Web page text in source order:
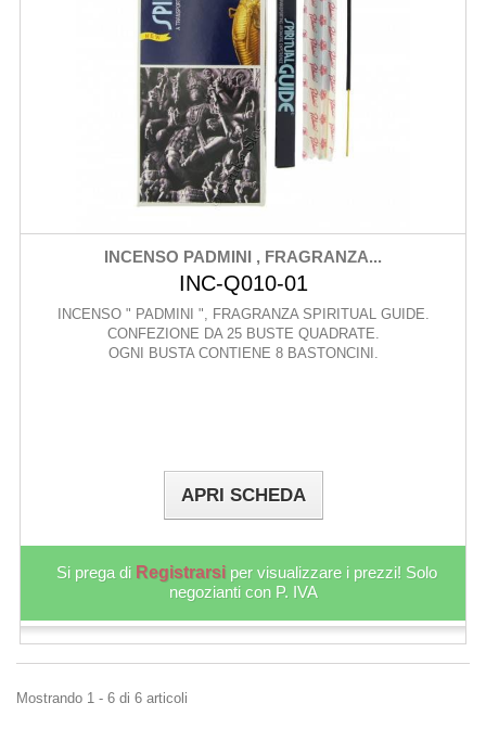
INCENSO PADMINI , FRAGRANZA...
INC-Q010-01
INCENSO " PADMINI ", FRAGRANZA SPIRITUAL GUIDE.
CONFEZIONE DA 25 BUSTE QUADRATE.
OGNI BUSTA CONTIENE 8 BASTONCINI.
APRI SCHEDA
Si prega di Registrarsi per visualizzare i prezzi! Solo
negozianti con P. IVA
Mostrando 1 - 6 di 6 articoli